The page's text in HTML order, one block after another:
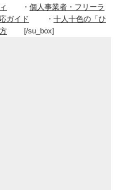
・ 個人事業者・フリーラ
ガイド
・ 十人十色の「ひ
[/su_box]